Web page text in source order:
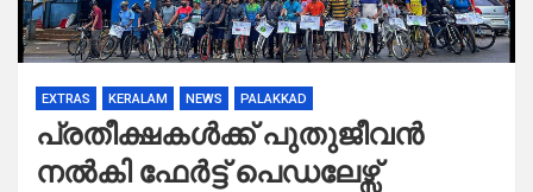
EXTRAS KERALAM NEWS PALAKKAD
പ്രതീക്ഷകൾക്ക് പുതുജീവൻ
നൽകി ഫേർട്ട് പെഡലേഴ്സ്